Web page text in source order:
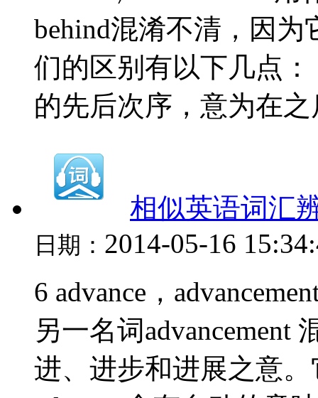
behind混淆不清，因
们的区别有以下几点
的先后次序，意为在之
相似英语词汇
日期： 2014-05-16
6 advance，
另一名词advancement
进、进步和进展之意